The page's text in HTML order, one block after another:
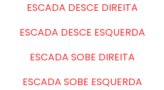
ESCADA DESCE DIREITA
ESCADA DESCE ESQUERDA
ESCADA SOBE DIREITA
ESCADA SOBE ESQUERDA